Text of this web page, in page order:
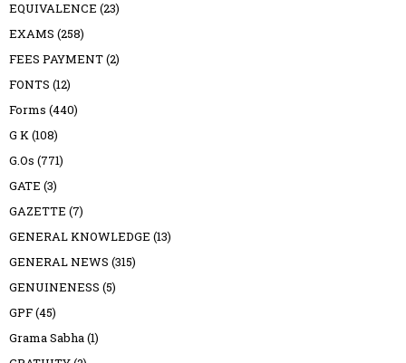
EQUIVALENCE (23)
EXAMS (258)
FEES PAYMENT(2)
FONTS (12)
Forms (440)
G K(108)
G.Os (771)
GATE (3)
GAZETTE (7)
GENERAL KNOWLEDGE (13)
GENERAL NEWS (315)
GENUINENESS (5)
GPF(45)
Grama Sabha(1)